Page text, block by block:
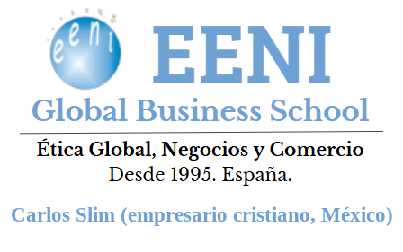
Carlos Slim (empresario cristiano, México)